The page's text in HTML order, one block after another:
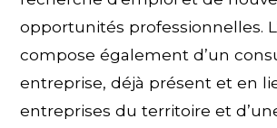
opportunités professionnelles.
compose également d’un
entreprise, déjà présent et en
entreprises du territoire et